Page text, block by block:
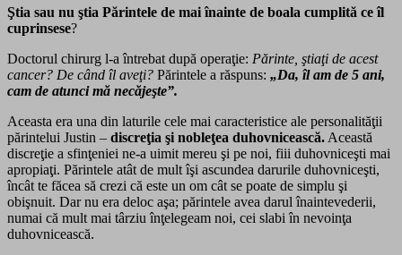
Ştia sau nu ştia Părintele de mai înainte de boala cumplită ce îl
cuprinsese?
Doctorul chirurg l-a întrebat după operaţie: Părinte, ştiaţi de acest
cancer? De când îl aveţi? Părintele a răspuns: „Da, îl am de 5 ani,
cam de atunci mă necăjeşte”.
Aceasta era una din laturile cele mai caracteristice ale personalităţii
părintelui Justin – discreţia şi nobleţea duhovnicească. Această
discreţie a sfinţeniei ne-a uimit mereu şi pe noi, fiii duhovniceşti mai
apropiaţi. Părintele atât de mult îşi ascundea darurile duhovniceşti,
încât te făcea să crezi că este un om cât se poate de simplu şi
obişnuit. Dar nu era deloc aşa; părintele avea darul înaintevederii,
numai că mult mai târziu înţelegeam noi, cei slabi în nevoinţa
duhovnicească.